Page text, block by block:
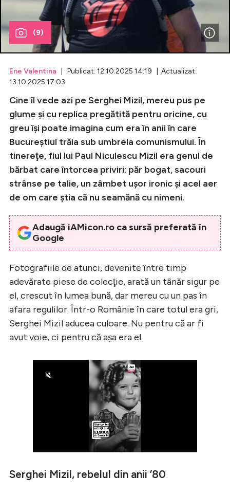
Celebrități
Breaking News
Intră în cont
Creează cont
(9)
Ene Valentina | Publicat: 12.10.2025 14:19 | Actualizat:
13.10.2025 17:03
Cine îl vede azi pe Serghei Mizil, mereu pus pe
glume și cu replica pregătită pentru oricine, cu
greu îşi poate imagina cum era în anii în care
Bucureştiul trăia sub umbrela comunismului. În
tinereţe, fiul lui Paul Niculescu Mizil era genul de
bărbat care întorcea priviri: păr bogat, sacouri
strânse pe talie, un zâmbet uşor ironic şi acel aer
de om care ştia că nu seamănă cu nimeni.
Adaugă iAMicon.ro ca sursă preferată în
Google
Fotografiile de atunci, devenite între timp
adevărate piese de colecţie, arată un tânăr sigur pe
el, crescut în lumea bună, dar mereu cu un pas în
afara regulilor. Într-o Românie în care totul era gri,
Serghei Mizil aducea culoare. Nu pentru că ar fi
avut voie, ci pentru că aşa era el.
Serghei Mizil, rebelul din anii ’80